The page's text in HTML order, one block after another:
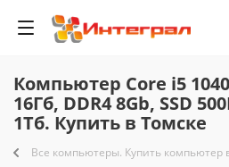
Компьютер Core i5
16Гб, DDR4 8Gb, SSD
1Тб. Купить в Томске
Все компьютеры. Купить компьютер